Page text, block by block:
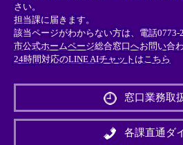
さい。
担当課に届きます。
該当ページがわからない方は、電話0773-
市公式ホームページ総合窓口へお問い合
24時間対応のLINE AIチャットはこちら
外
リ
ン
窓口業務取
各課直通ダ